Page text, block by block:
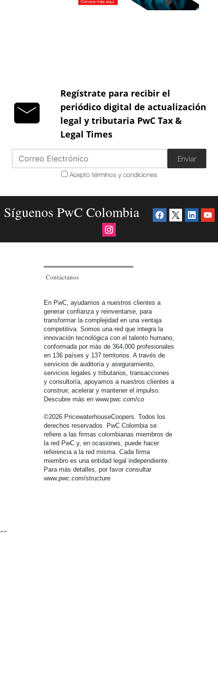
Regístrate para recibir el
periódico digital de actualización
legal y tributaria PwC Tax &
Legal Times
Enviar
Acepto términos y condiciones
Síguenos PwC Colombia
Contáctanos
En PwC, ayudamos a nuestros clientes a
generar confianza y reinventarse, para
transformar la complejidad en una ventaja
competitiva. Somos una red que integra la
innovación tecnológica con el talento humano,
conformada por más de 364,000 profesionales
en 136 países y 137 territorios. A través de
servicios de auditoría y aseguramiento,
servicios legales y tributarios, transacciones
y consultoría, apoyamos a nuestros clientes a
construir, acelerar y mantener el impulso.
Descubre más en www.pwc.com/co
©2026 PricewaterhouseCoopers. Todos los
derechos reservados. PwC Colombia se
refiere a las firmas colombianas miembros de
la red PwC y, en ocasiones, puede hacer
referencia a la red misma. Cada firma
miembro es una entidad legal independiente.
Para más detalles, por favor consultar
www.pwc.com/structure
--